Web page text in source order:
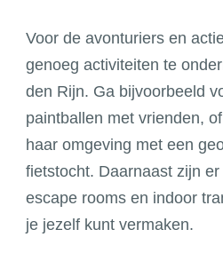
Voor de avonturiers en
genoeg activiteiten te
den Rijn. Ga bijvoorbeeld
paintballen met vrienden,
haar omgeving met een
fietstocht. Daarnaast zijn
escape rooms en indoor
je jezelf kunt vermaken.